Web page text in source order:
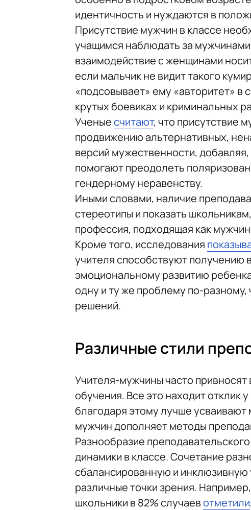
идентичность и нуждаются в
Присутствие мужчин в классе
учащимся наблюдать за
взаимодействие с женщинами
если мальчик не видит такого
«подсовывает» ему «авторитет» в
крутых боевиках и криминальных
Ученыесчитают, что присутствие
продвижению альтернативных,
версий мужественности,
помогают преодолеть
гендерному неравенству.
Иными словами, наличие
стереотипы и показать
профессия, подходящая как
Кроме того, исследования
учителя способствуют получению
эмоциональному развитию
одну и ту же проблему по-
решений.
Различные стили
Учителя-мужчины часто
обучения. Все это находит отклик
благодаря этому лучше
мужчин дополняет методы
Разнообразие
динамики в классе. Сочетание
сбалансированную и инклюзивную
различные точки зрения.
школьники в 82% случаевотметили